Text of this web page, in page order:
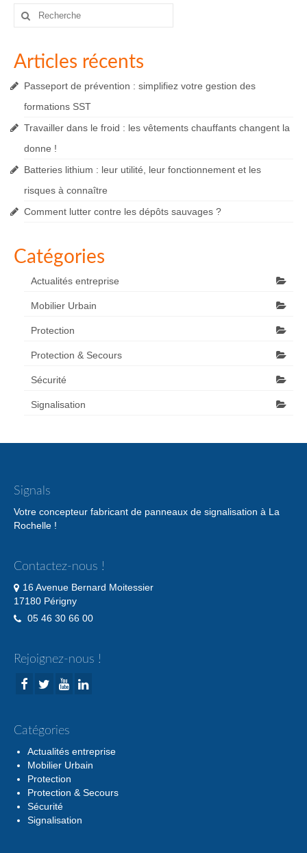
Rechercher
Articles récents
Passeport de prévention : simplifiez votre gestion des
formations SST
Travailler dans le froid : les vêtements chauffants changent la
donne !
Batteries lithium : leur utilité, leur fonctionnement et les
risques à connaître
Comment lutter contre les dépôts sauvages ?
Catégories
Actualités entreprise
Mobilier Urbain
Protection
Protection & Secours
Sécurité
Signalisation
Signals
Votre concepteur fabricant de panneaux de signalisation à La
Rochelle !
Contactez-nous !
16 Avenue Bernard Moitessier
17180 Périgny
05 46 30 66 00
Rejoignez-nous !
Catégories
Actualités entreprise
Mobilier Urbain
Protection
Protection & Secours
Sécurité
Signalisation